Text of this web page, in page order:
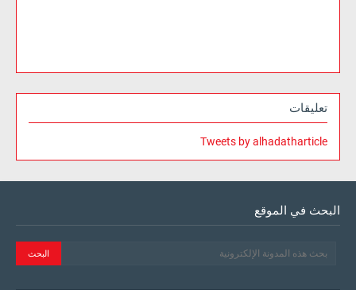
تعليقات
Tweets by alhadatharticle
البحث في الموقع